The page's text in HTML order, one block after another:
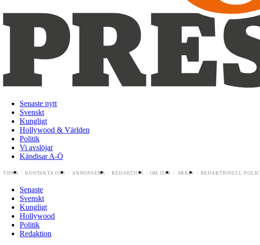
Senaste nytt
Svenskt
Kungligt
Hollywood & Världen
Politik
Vi avslöjar
Kändisar A-Ö
TIPSA KONTAKTA OSS ANNONSERA REDAKTION OM OSS ARKIV REDAKTIONELL
Senaste
Svenskt
Kungligt
Hollywood
Politik
Redaktion